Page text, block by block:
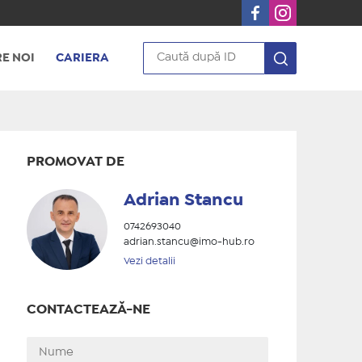
NOI CARIERA
PROMOVAT DE
Adrian Stancu
0742693040
adrian.stancu@imo-hub.ro
Vezi detalii
CONTACTEAZĂ-NE